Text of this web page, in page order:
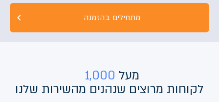
מתחילים בהזמנה
מעל 1,000
לקוחות מרוצים שנהנים מהשירות שלנו